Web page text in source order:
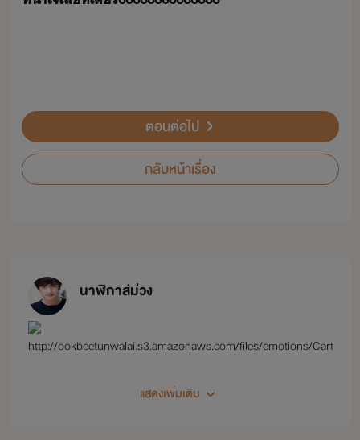
ตอนต่อไป
กลับหน้าเรื่อง
นาฬิกาสีม่วง
แสดงเพิ่มเติม